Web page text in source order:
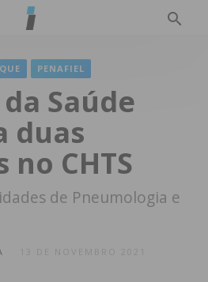
PENAFIEL
Saúde
duas
CHTS
de Pneumologia e